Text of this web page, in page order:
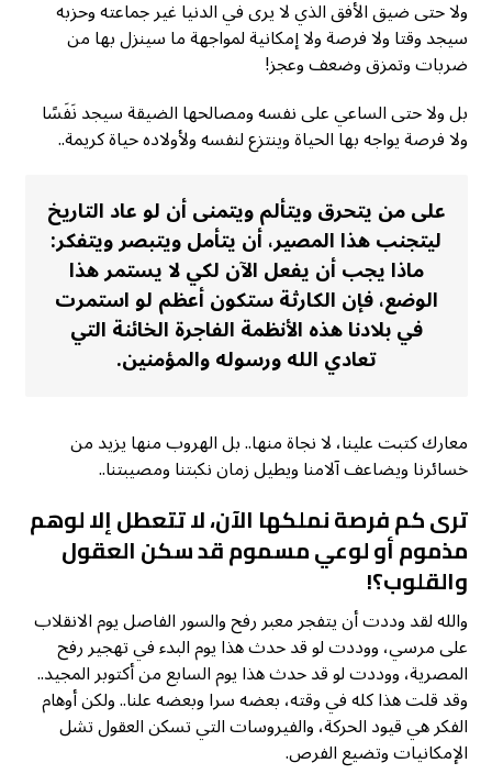
ولا حتى ضيق الأفق الذي لا يرى في الدنيا غير جماعته وحزبه
سيجد وقتا ولا فرصة ولا إمكانية لمواجهة ما سينزل بها من
ضربات وتمزق وضعف وعجز!
بل ولا حتى الساعي على نفسه ومصالحها الضيقة سيجد نَفَسًا
ولا فرصة يواجه بها الحياة وينتزع لنفسه ولأولاده حياة كريمة..
على من يتحرق ويتألم ويتمنى أن لو عاد التاريخ
ليتجنب هذا المصير، أن يتأمل ويتبصر ويتفكر:
ماذا يجب أن يفعل الآن لكي لا يستمر هذا
الوضع، فإن الكارثة ستكون أعظم لو استمرت
في بلادنا هذه الأنظمة الفاجرة الخائنة التي
تعادي الله ورسوله والمؤمنين.
معارك كتبت علينا، لا نجاة منها.. بل الهروب منها يزيد من
خسائرنا ويضاعف آلامنا ويطيل زمان نكبتنا ومصيبتنا..
ترى كم فرصة نملكها الآن، لا تتعطل إلا لوهم
مذموم أو لوعي مسموم قد سكن العقول
والقلوب؟!
والله لقد وددت أن يتفجر معبر رفح والسور الفاصل يوم الانقلاب
على مرسي، ووددت لو قد حدث هذا يوم البدء في تهجير رفح
المصرية، ووددت لو قد حدث هذا يوم السابع من أكتوبر المجيد..
وقد قلت هذا كله في وقته، بعضه سرا وبعضه علنا.. ولكن أوهام
الفكر هي قيود الحركة، والفيروسات التي تسكن العقول تشل
الإمكانيات وتضيع الفرص.